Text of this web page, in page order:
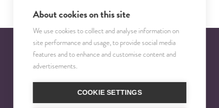
Bezplatné klientske centrum0800 400 800
E-mailinfo@trisomytest.sk
About cookies on this site
We use cookies to collect and analyse information on
site performance and usage, to provide social media
features and to enhance and customise content and
advertisements.
COOKIE SETTINGS